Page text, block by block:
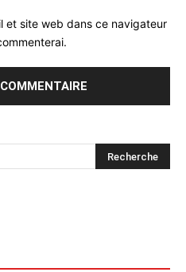
et site web dans ce navigateur